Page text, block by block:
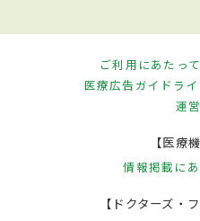
ご利用にあたって
医療広告ガイドラ
運
【医療
情報掲載に
【ドクターズ・